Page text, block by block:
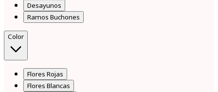
Desayunos
Ramos Buchones
Color
Flores Rojas
Flores Blancas